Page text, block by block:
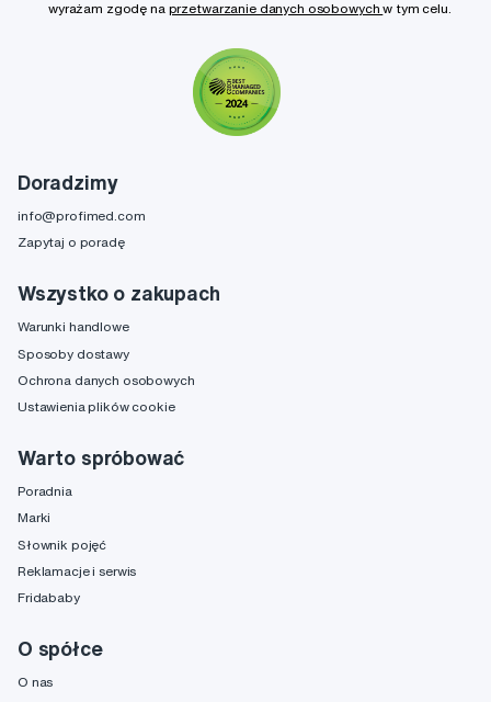
Doradzimy
info@profimed.com
Zapytaj o poradę
Wszystko o zakupach
Warunki handlowe
Sposoby dostawy
Ochrona danych osobowych
Ustawienia plików cookie
Warto spróbować
Poradnia
Marki
Słownik pojęć
Reklamacje i serwis
Fridababy
O spółce
O nas
wyrażam zgodę na przetwarzanie danych osobowychw tym celu.